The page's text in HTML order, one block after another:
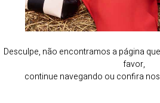
Desculpe, não encontramos a página
favor,
continue navegando ou confira